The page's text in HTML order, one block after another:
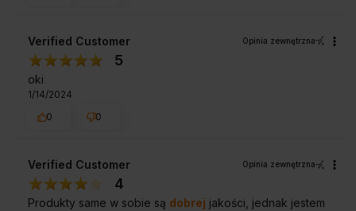
Verified Customer Opinia zewnętrzna
5
oki
1/14/2024
0
0
Verified Customer Opinia zewnętrzna
4
Produkty same w sobie są dobrej jakości, jednak jestem